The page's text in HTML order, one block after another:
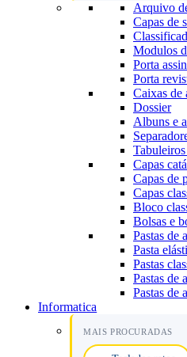
Arquivo
Capas de
Modulos
Porta
Porta
Caixas de
Dossier
Albuns e
Tabuleiros
Capas
Capas de
Capas
Bloco
Bolsas e
Pastas de
Pasta
Pastas
Pastas de
Pastas de
Informatica
MAIS PROCURADAS